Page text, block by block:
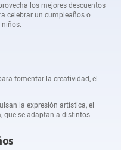
los mejores descuentos
celebrar un cumpleaños o
niños.
fomentar la creatividad, el
la expresión artística, el
que se adaptan a distintos